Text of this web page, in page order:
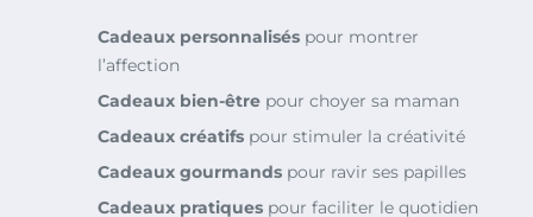
Cadeaux personnalisés pour montrer
l’affection
Cadeaux bien-être pour choyer sa maman
Cadeaux créatifs pour stimuler la créativité
Cadeaux gourmands pour ravir ses papilles
Cadeaux pratiques pour faciliter le quotidien